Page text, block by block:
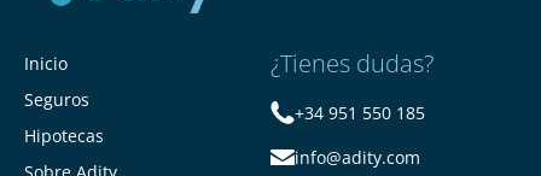
Inicio
Seguros
Hipotecas
¿Tienes dudas?
+34 951 550 185
info@adity.com